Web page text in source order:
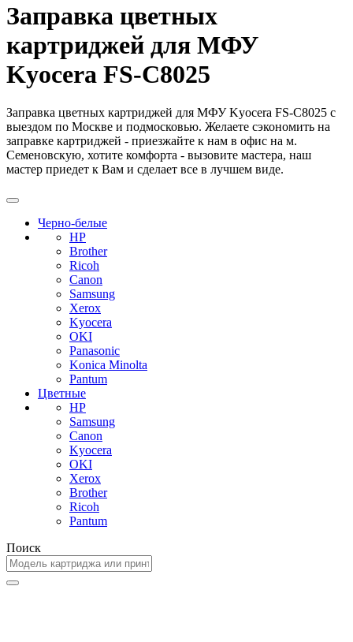
Заправка цветных
картриджей для МФУ
Kyocera FS-C8025
Заправка цветных картриджей для МФУ Kyocera FS-C8025 с
выездом по Москве и подмосковью. Желаете сэкономить на
заправке картриджей - приезжайте к нам в офис на м.
Семеновскую, хотите комфорта - вызовите мастера, наш
мастер приедет к Вам и сделает все в лучшем виде.
Черно-белые
HP
Brother
Ricoh
Canon
Samsung
Xerox
Kyocera
OKI
Panasonic
Konica Minolta
Pantum
Цветные
HP
Samsung
Canon
Kyocera
OKI
Xerox
Brother
Ricoh
Pantum
Поиск